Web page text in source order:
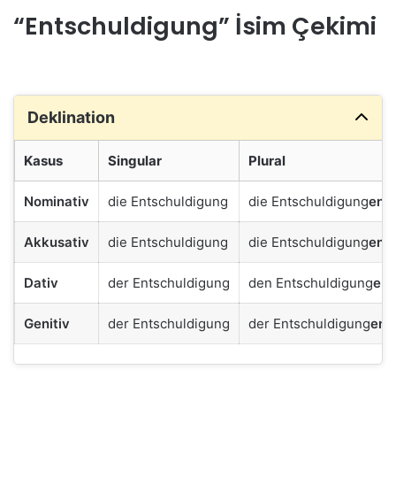
“Entschuldigung” İsim Çekimi
Deklination
Kasus Singular Plural
Nominativ die Entschuldigung die Entschuldigungen
Akkusativ die Entschuldigung die Entschuldigungen
Dativ der Entschuldigung den Entschuldigungen
Genitiv der Entschuldigung der Entschuldigungen